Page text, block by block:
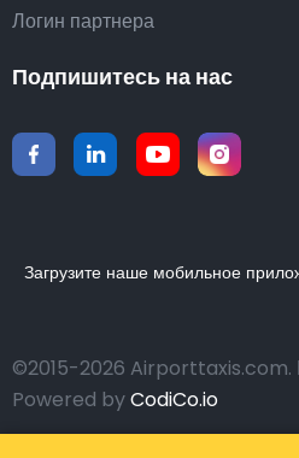
Логин партнера
Подпишитесь на нас
Загрузите наше мобильное
©2015-2026 Airporttaxis.com.
Powered byCodiCo.io